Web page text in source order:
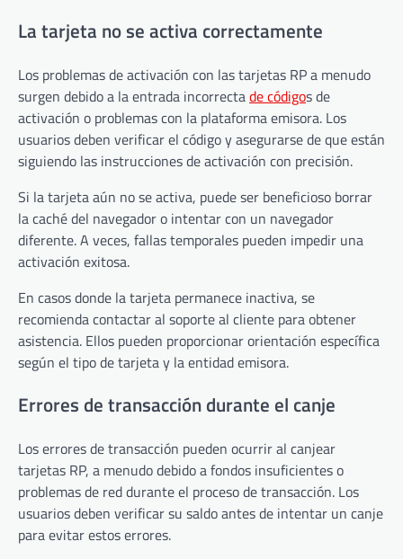
La tarjeta no se activa correctamente
Los problemas de activación con las tarjetas RP a menudo
surgen debido a la entrada incorrectade códigos de
activación o problemas con la plataforma emisora. Los
usuarios deben verificar el código y asegurarse de que están
siguiendo las instrucciones de activación con precisión.
Si la tarjeta aún no se activa, puede ser beneficioso borrar
la caché del navegador o intentar con un navegador
diferente. A veces, fallas temporales pueden impedir una
activación exitosa.
En casos donde la tarjeta permanece inactiva, se
recomienda contactar al soporte al cliente para obtener
asistencia. Ellos pueden proporcionar orientación específica
según el tipo de tarjeta y la entidad emisora.
Errores de transacción durante el canje
Los errores de transacción pueden ocurrir al canjear
tarjetas RP, a menudo debido a fondos insuficientes o
problemas de red durante el proceso de transacción. Los
usuarios deben verificar su saldo antes de intentar un canje
para evitar estos errores.